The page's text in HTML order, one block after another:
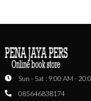
Sun - Sat : 9:00 AM -
085646838174